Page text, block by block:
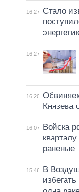
16:27
Стало
16:27
16:20
Князева
16:07
Войска
раненые
15:46
В